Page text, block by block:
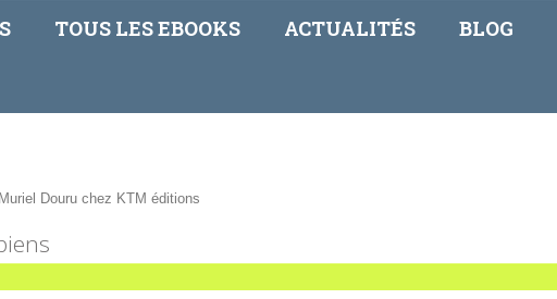
TOUS LES EBOOKS ACTUALITÉS BLOG